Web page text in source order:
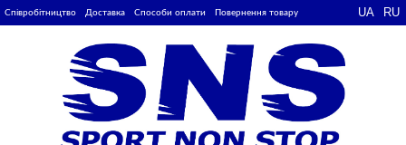
Співробітництво Доставка Способи оплати Повернення товару